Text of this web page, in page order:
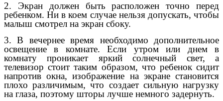
2. Экран должен быть расположен точно перед
ребенком. Ни в коем случае нельзя допускать, чтобы
малыш смотрел на экран сбоку.
3. В вечернее время необходимо дополнительное
освещение в комнате. Если утром или днем в
комнату проникает яркий солнечный свет, а
телевизор стоит таким образом, что ребенок сидит
напротив окна, изображение на экране становится
плохо различимым, что создает сильную нагрузку
на глаза, поэтому шторы лучше немного задернуть.